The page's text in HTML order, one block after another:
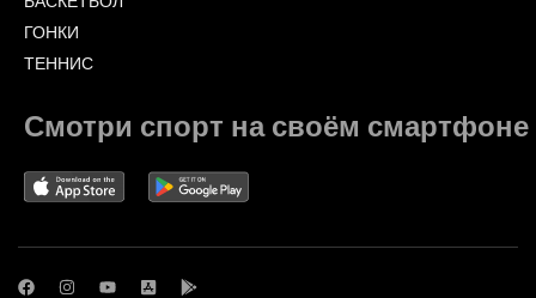
ГОНКИ
ТЕННИС
Смотри спорт на своём смартфоне